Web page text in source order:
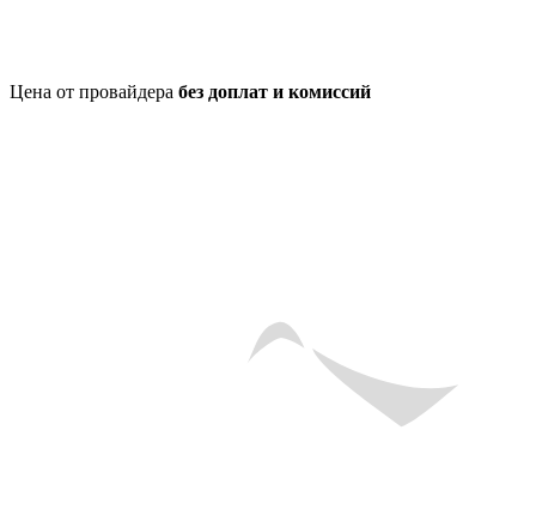
Цена от провайдера без доплат и комиссий